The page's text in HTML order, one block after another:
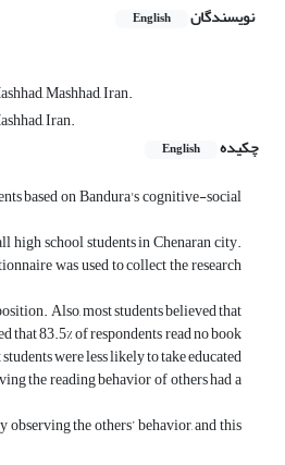
نویسندگان English
Mashhad, Iran.
Iran.
چکیده
English
based on Bandura's cognitive-social
high school students in Chenaran city.
was used to collect the research
Also, most students believed that
83.5% of respondents read no book
were less likely to take educated
the reading behavior of others had a
the others’ behavior, and this